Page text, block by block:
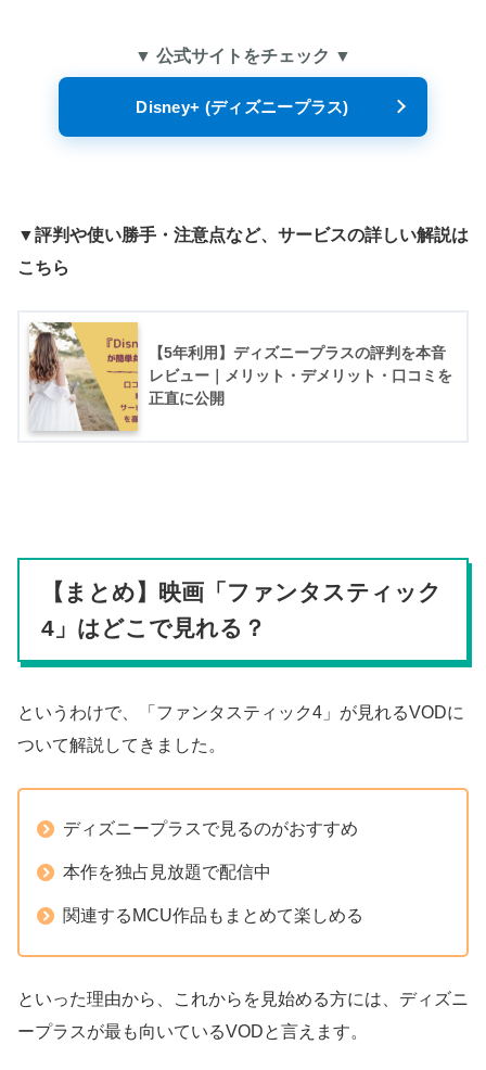
▼ 公式サイトをチェック ▼
Disney+ (ディズニープラス)
▼評判や使い勝手・注意点など、サービスの詳しい解説は
こちら
【5年利用】ディズニープラスの評判を本音
レビュー｜メリット・デメリット・口コミを
正直に公開
【まとめ】映画「ファンタスティック
4」はどこで見れる？
というわけで、「ファンタスティック4」が見れるVODに
ついて解説してきました。
ディズニープラスで見るのがおすすめ
本作を独占見放題で配信中
関連するMCU作品もまとめて楽しめる
といった理由から、これからを見始める方には、ディズニ
ープラスが最も向いているVODと言えます。